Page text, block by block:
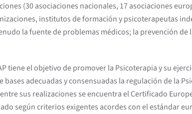
(30 asociaciones nacionales, 17 asociaciones
institutos de formación y psicoterapeutas
la fuente de problemas médicos; la prevención
tiene el objetivo de promover la Psicoterapia y su
bases adecuadas y consensuadas la regulación de la
sus realizaciones se encuentra el Certificado
según criterios exigentes acordes con el estándar